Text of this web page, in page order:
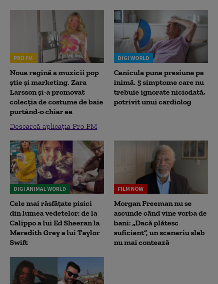
PRO FM
Noua regină a muzicii pop
știe și marketing. Zara
Larsson și-a promovat
colecția de costume de baie
purtând-o chiar ea
Descarcă aplicația Pro FM
DIGI WORLD
Canicula pune presiune pe
inimă. 5 simptome care nu
trebuie ignorate niciodată,
potrivit unui cardiolog
DIGI ANIMAL WORLD
Cele mai răsfățate pisici
din lumea vedetelor: de la
Calippo a lui Ed Sheeran la
Meredith Grey a lui Taylor
Swift
FILM NOW
Morgan Freeman nu se
ascunde când vine vorba de
bani: „Dacă plătesc
suficient”, un scenariu slab
nu mai contează